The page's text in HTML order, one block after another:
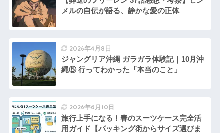
メルの自伝が語る、静かな愛の正体
2026年4月8日
ジャングリア沖縄 ガラガラ体験記｜10月沖
縄⑤ 行ってわかった「本当のこと」
2026年6月10日
旅行上手になる！春のスーツケース完全活
用ガイド【パッキング術からサイズ選びま